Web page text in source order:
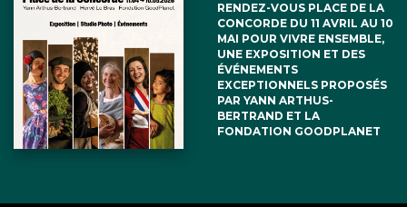
RENDEZ-VOUS PLACE DE LA
CONCORDE DU 11 AVRIL AU 10
MAI POUR VIVRE ENSEMBLE,
UNE EXPOSITION ET DES
ÉVÉNEMENTS
EXCEPTIONNELS PROPOSÉS
PAR YANN ARTHUS-
BERTRAND ET LA
FONDATION GOODPLANET